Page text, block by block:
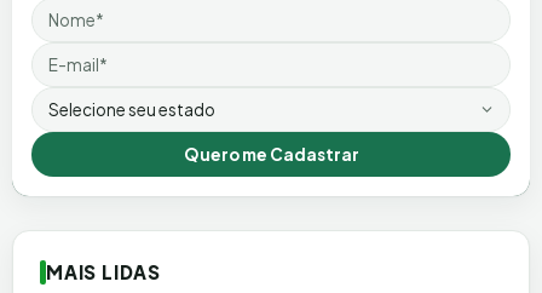
Nome
Email
Estado
Quero me Cadastrar
MAIS LIDAS